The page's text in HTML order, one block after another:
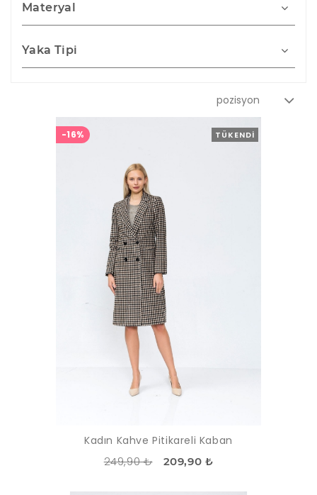
Materyal
Yaka Tipi
TÜKENDI
-16%
Kadın Kahve Pitikareli Kaban
249,90 ₺ 209,90 ₺